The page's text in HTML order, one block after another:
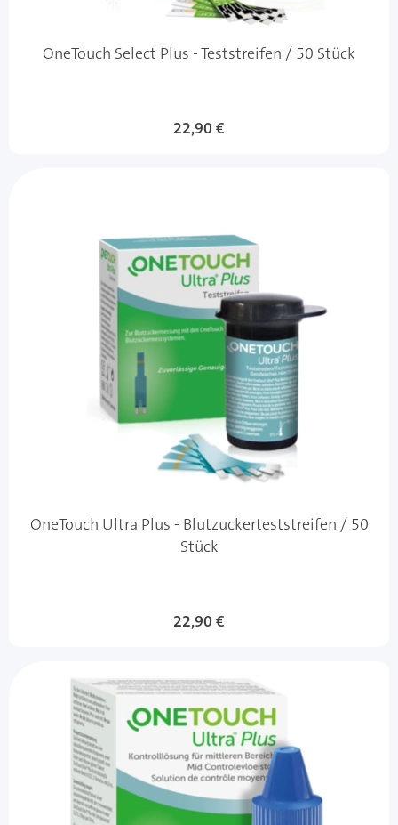
OneTouch Select Plus - Teststreifen / 50 Stück
22,90 €
OneTouch Ultra Plus - Blutzuckerteststreifen / 50
Stück
22,90 €